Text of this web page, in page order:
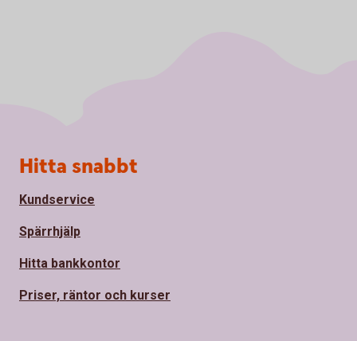
Sidfot
Hitta snabbt
Kundservice
Spärrhjälp
Hitta bankkontor
Priser, räntor och kurser